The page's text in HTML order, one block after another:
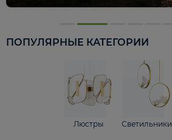
ПОПУЛЯРНЫЕ КАТЕГОРИИ
Люстры Светильники